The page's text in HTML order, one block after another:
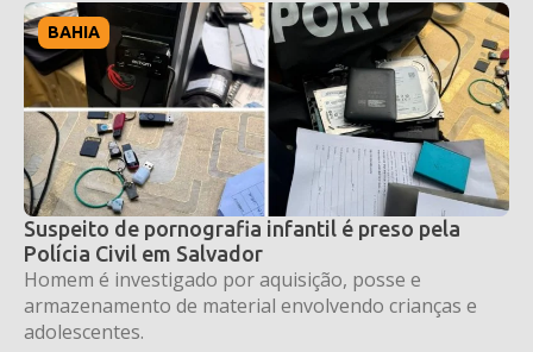
BAHIA
Suspeito de pornografia infantil é preso pela
Polícia Civil em Salvador
Homem é investigado por aquisição, posse e
armazenamento de material envolvendo crianças e
adolescentes.